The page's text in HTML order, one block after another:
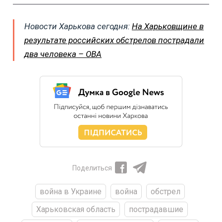
Новости Харькова сегодня: На Харьковщине в
результате российских обстрелов пострадали
два человека – ОВА
Поделиться
война в Украине война
обстрел
Харьковская область
пострадавшие